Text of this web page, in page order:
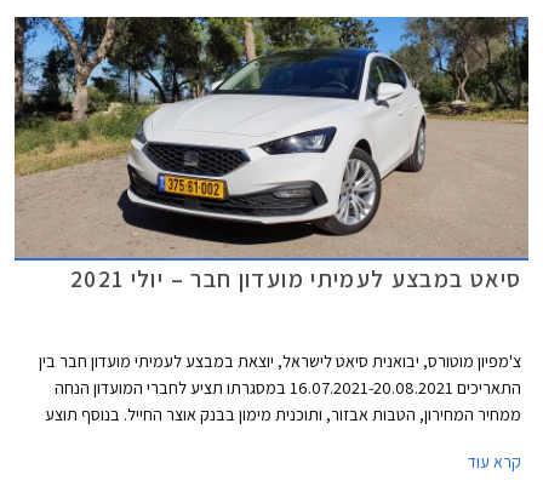
סיאט במבצע לעמיתי מועדון חבר – יולי 2021
צ'מפיון מוטורס, יבואנית סיאט לישראל, יוצאת במבצע לעמיתי מועדון חבר בין
התאריכים 16.07.2021-20.08.2021 במסגרתו תציע לחברי המועדון הנחה
ממחיר המחירון, הטבות אבזור, ותוכנית מימון בבנק אוצר החייל. בנוסף תוצע
ברכישת אבזור בהתקנה מקומית.
קרא עוד